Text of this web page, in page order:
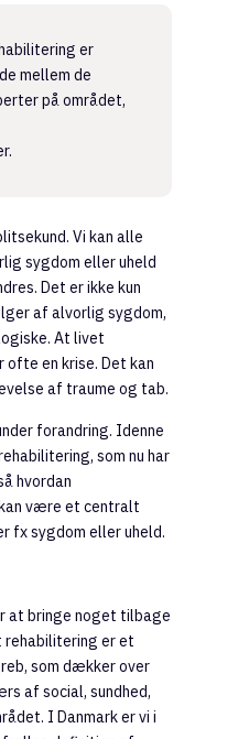
er
mellem de
på området,
Vi kan alle
sygdom eller uheld
Det er ikke kun
af alvorlig sygdom,
At livet
en krise. Det kan
af traume og tab.
forandring. Idenne
som nu har
hvordan
være et centralt
fx sygdom eller uheld.
at bringe noget tilbage
rehabilitering er et
som dækker over
af social, sundhed,
I Danmark er vi i